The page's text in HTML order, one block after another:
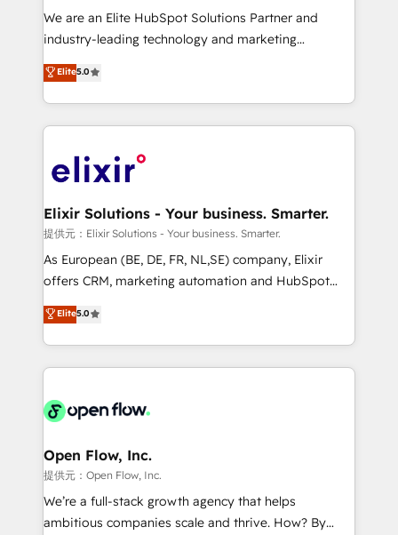
workflows; audit-ready reporting ⚖️ Legal: client
intake; pipeline and document workflows 🛒 E-
revenue automation 🏢 Real Estate: deal pipelines;
portfolio and lifecycle management 🏭
HIPAA-aware; CASL-compliant; GDPR-ready
implementations where required 💡 Why 500+
built to scale.
We are an Elite HubSpot Solutions Partner and
industry-leading technology and marketing
consultancy. Our focus is on enterprise and mid-
market B2B companies globally that want a strategic
approach to execute their goals through creative
applications of our solutions; Technical HubSpot
Design, Migrations + Integrations. Mole Street’s
greatness, which is achieved through creating
absolute clarity, derived from a well-defined
strategy, executed well, and reported on with clear
results. The culture is driven by core values; Joy, Grit,
Mindedness, and Clarity. We are driven to win for the
collective good of the company and its clientele, and
things are happening.
Elite5.0
Elixir Solutions - Your business. Smarter.
提供元：Elixir Solutions - Your business. Smarter.
As European (BE, DE, FR, NL,SE) company, Elixir
offers CRM, marketing automation and HubSpot
integration products and services to mid-market
and enterprise customers. We ensure that your sales,
service and marketing department operates in the
most effective way, while at the same time
integrated buyers journey. Elixir is located in
and Stockholm Elixir is a first mover and leader
when it comes to HubSpot sales and service
implementations, highly renowned for our business
acumen, process (re-)design experience and a
Elite5.0
Open Flow, Inc.
提供元：Open Flow, Inc.
We’re a full-stack growth agency that helps
ambitious companies scale and thrive. How? By